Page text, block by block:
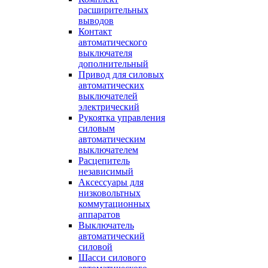
расширительных
выводов
Контакт
автоматического
выключателя
дополнительный
Привод для силовых
автоматических
выключателей
электрический
Рукоятка управления
силовым
автоматическим
выключателем
Расцепитель
независимый
Аксессуары для
низковольтных
коммутационных
аппаратов
Выключатель
автоматический
силовой
Шасси силового